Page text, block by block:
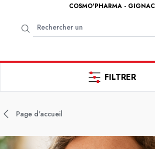
COSMO'PHARMA - GIGNAC
FILTRER
Page d'accueil